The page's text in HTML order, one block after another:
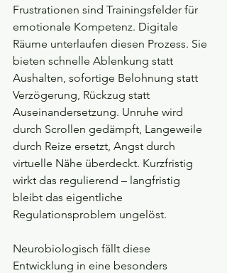
Frustrationen sind Trainingsfelder für
emotionale Kompetenz. Digitale
Räume unterlaufen diesen Prozess. Sie
bieten schnelle Ablenkung statt
Aushalten, sofortige Belohnung statt
Verzögerung, Rückzug statt
Auseinandersetzung. Unruhe wird
durch Scrollen gedämpft, Langeweile
durch Reize ersetzt, Angst durch
virtuelle Nähe überdeckt. Kurzfristig
wirkt das regulierend – langfristig
bleibt das eigentliche
Regulationsproblem ungelöst.
Neurobiologisch fällt diese
Entwicklung in eine besonders